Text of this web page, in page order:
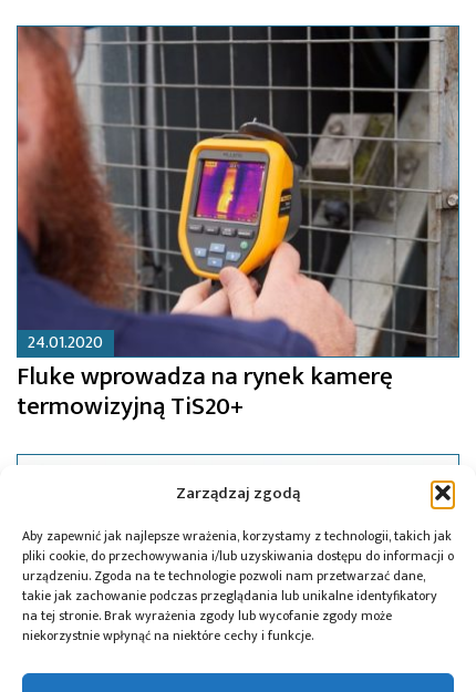
Zarządzaj zgodą
Aby zapewnić jak najlepsze wrażenia, korzystamy z technologii, takich jak
pliki cookie, do przechowywania i/lub uzyskiwania dostępu do informacji o
urządzeniu. Zgoda na te technologie pozwoli nam przetwarzać dane,
takie jak zachowanie podczas przeglądania lub unikalne identyfikatory
na tej stronie. Brak wyrażenia zgody lub wycofanie zgody może
niekorzystnie wpłynąć na niektóre cechy i funkcje.
24.01.2020
Fluke wprowadza na rynek kamerę
termowizyjną TiS20+